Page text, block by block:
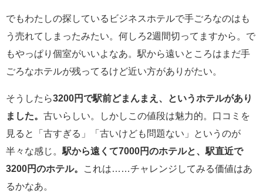
でもわたしの探しているビジネスホテルで手ごろなのはも
う売れてしまったみたい。何しろ2週間切ってますから。で
もやっぱり個室がいいよなあ。駅から遠いところはまだ手
ごろなホテルが残ってるけど近い方がありがたい。
そうしたら3200円で駅前どまんまえ、というホテルがあり
ました。 古いらしい。しかしこの値段は魅力的。口コミを
見ると「古すぎる」「古いけども問題ない」というのが
半々な感じ。 駅から遠くて7000円のホテルと、駅直近で
3200円のホテル。
これは……チャレンジしてみる価値はあ
るかなあ。